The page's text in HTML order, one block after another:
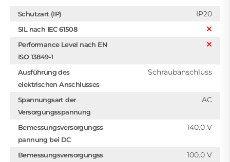
Schutzart (IP) IP20
SIL nach IEC 61508
Performance Level nach EN
ISO 13849-1
Ausführung des
elektrischen Anschlusses
Schraubanschluss
Spannungsart der
Versorgungsspannung
AC
Bemessungsversorgungss
pannung bei DC
140.0 V
Bemessungsversorgungss
100.0 V